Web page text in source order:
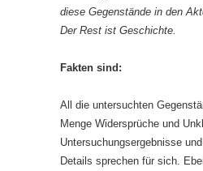
diese Gegenstände in den
Der Rest ist Geschichte.
Fakten sind:
All die untersuchten
Menge Widersprüche und
Untersuchungsergebnisse
Details sprechen für sich.